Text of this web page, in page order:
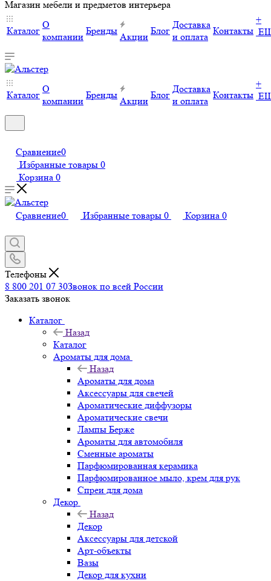
Магазин мебели и предметов интерьера
Каталог
О
компании
Бренды
Акции
Блог
Доставка
и оплата
Контакты
+
Каталог
О
компании
Бренды
Акции
Блог
Доставка
и оплата
Контакты
+
Сравнение0
Избранные товары 0
Корзина 0
Сравнение0 Избранные товары 0 Корзина 0
Телефоны
8 800 201 07 30Звонок по всей России
Заказать звонок
Каталог
Назад
Каталог
Ароматы для дома
Назад
Ароматы для дома
Аксессуары для свечей
Ароматические диффузоры
Ароматические свечи
Лампы Берже
Ароматы для автомобиля
Сменные ароматы
Парфюмированная керамика
Парфюмированное мыло, крем для рук
Спреи для дома
Декор
Назад
Декор
Аксессуары для детской
Арт-объекты
Вазы
Декор для кухни